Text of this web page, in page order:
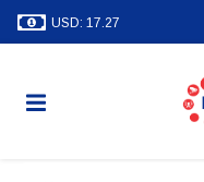
USD: 17.27